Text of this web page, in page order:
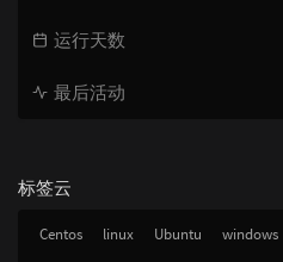
运行天数
最后活动
标签云
Centos linux Ubuntu windows